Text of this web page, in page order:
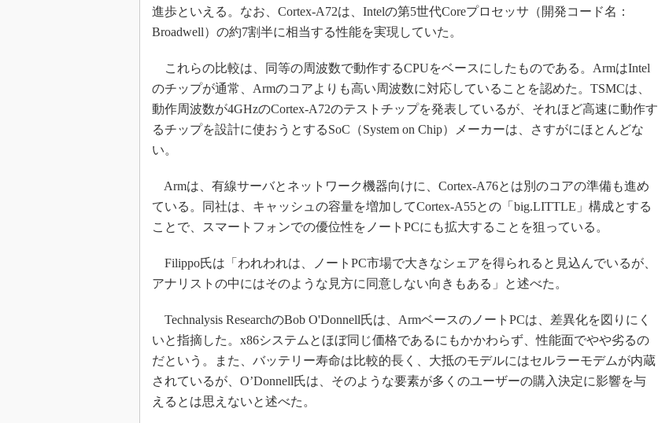
進歩といえる。なお、Cortex-A72は、Intelの第5世代Coreプロセッサ（開発コード名：
Broadwell）の約7割半に相当する性能を実現していた。
これらの比較は、同等の周波数で動作するCPUをベースにしたものである。ArmはIntel
のチップが通常、Armのコアよりも高い周波数に対応していることを認めた。TSMCは、
動作周波数が4GHzのCortex-A72のテストチップを発表しているが、それほど高速に動作す
るチップを設計に使おうとするSoC（System on Chip）メーカーは、さすがにほとんどな
い。
Armは、有線サーバとネットワーク機器向けに、Cortex-A76とは別のコアの準備も進め
ている。同社は、キャッシュの容量を増加してCortex-A55との「big.LITTLE」構成とする
ことで、スマートフォンでの優位性をノートPCにも拡大することを狙っている。
Filippo氏は「われわれは、ノートPC市場で大きなシェアを得られると見込んでいるが、
アナリストの中にはそのような見方に同意しない向きもある」と述べた。
Technalysis ResearchのBob O'Donnell氏は、ArmベースのノートPCは、差異化を図りにく
いと指摘した。x86システムとほぼ同じ価格であるにもかかわらず、性能面でやや劣るの
だという。また、バッテリー寿命は比較的長く、大抵のモデルにはセルラーモデムが内蔵
されているが、O’Donnell氏は、そのような要素が多くのユーザーの購入決定に影響を与
えるとは思えないと述べた。